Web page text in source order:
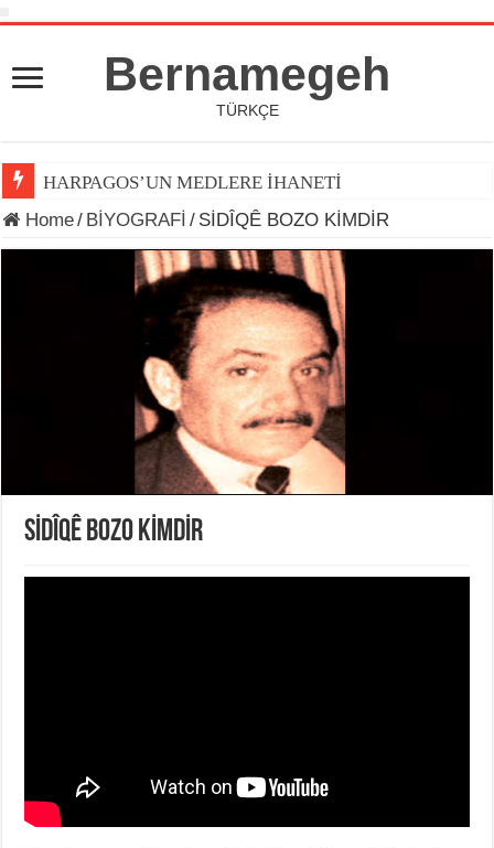
Bernamegeh
TÜRKÇE
HARPAGOS’UN MEDLERE İHANETİ
DÜNYA KUPASI 2026’DA TOP ARDINDA
Home/ BİYOGRAFİ / SİDÎQÊ BOZO KİMDİR
SİDÎQÊ BOZO KİMDİR